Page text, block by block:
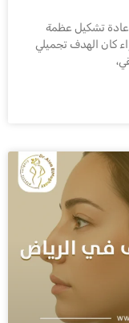
تشكيل عظمة
كان الهدف تجميلي